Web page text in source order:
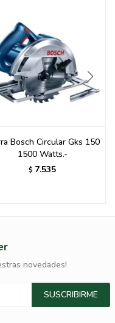
Bosch Circular Gks 150
1500 Watts.-
$ 7.535
novedades!
SUSCRIBIRME